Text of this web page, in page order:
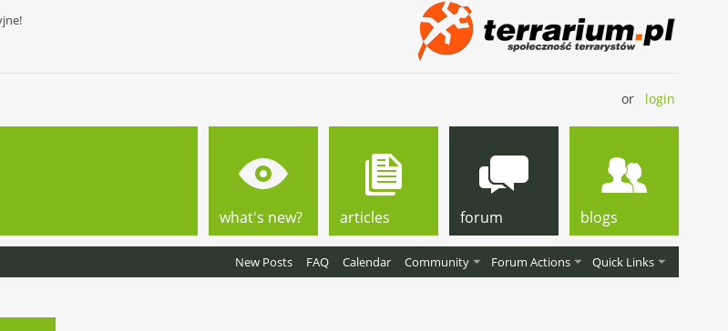
or login
what's new? articles forum
New Posts FAQ Calendar Community Forum Actions Quick Links
blogs